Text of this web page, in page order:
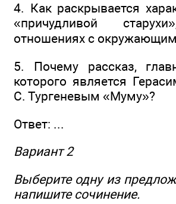
4. Как раскрывается
«причудливой
отношениях с
5. Почему рассказ,
которого является
С. Тургеневым «Муму»?
Ответ: ...
Вариант 2
Выберите одну из
напишите сочинение.